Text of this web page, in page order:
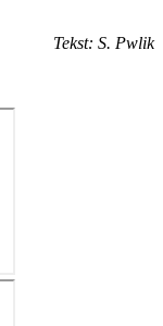
Tekst: S. Pwlik